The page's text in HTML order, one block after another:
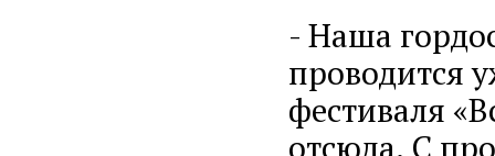
- Наша
проводится
фестиваля
отсюда. С